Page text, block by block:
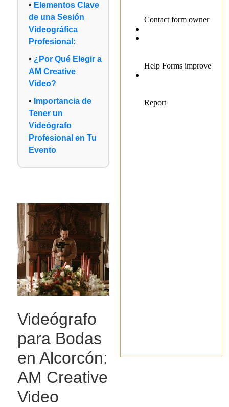
Elementos Clave
de una Sesión
Videográfica
Profesional:
¿Por Qué Elegir a
AM Creative
Video?
Importancia de
Tener un
Videógrafo
Profesional en Tu
Evento
Videógrafo
para Bodas
en Alcorcón:
AM Creative
Video